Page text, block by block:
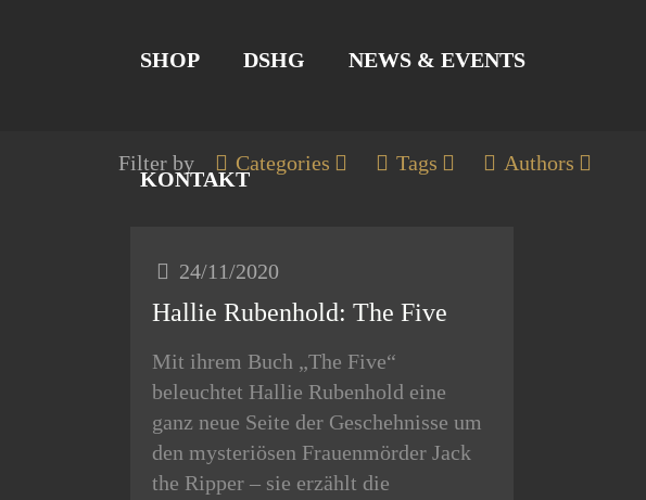
SHOP DSHG NEWS & EVENTS
KONTAKT
Filter by Categories Tags Authors
24/11/2020
Hallie Rubenhold: The Five
Mit ihrem Buch „The Five“
beleuchtet Hallie Rubenhold eine
ganz neue Seite der Geschehnisse um
den mysteriösen Frauenmörder Jack
the Ripper – sie erzählt die